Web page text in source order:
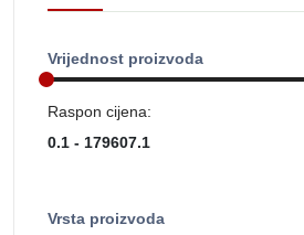
Vrijednost proizvoda
Raspon cijena:
Vrsta proizvoda